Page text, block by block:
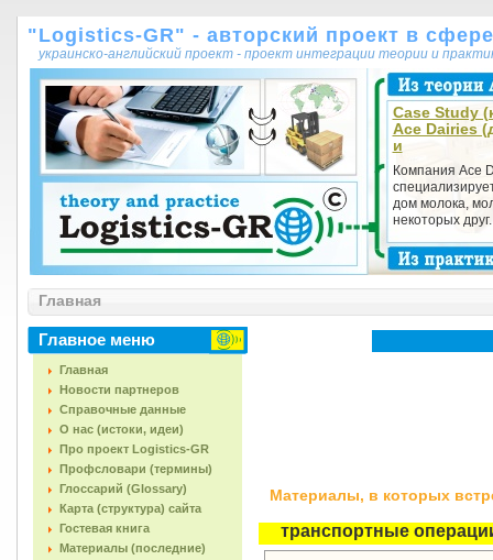
"Logistics-GR" - авторский проект в
украинско-английский проект - проект интеграции теории и
Case Study
Асе Dairies
и
Компания Асе
дом молока,
некоторых
Главная
Главное меню
Главная
Новости партнеров
Справочные данные
О нас (истоки, идеи)
Про проект Logistics-GR
Профсловари (термины)
Глоссарий (Glossary)
Карта (структура) сайта
Гостевая книга
Материалы (последние)
Материалы, в которых
транспортные